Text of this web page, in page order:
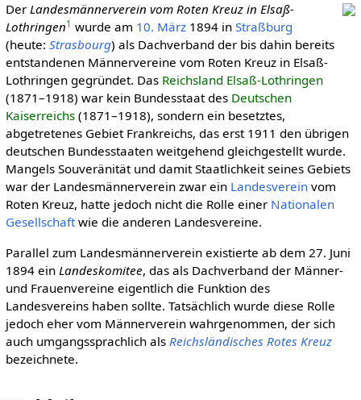
Der Landesmännerverein vom Roten Kreuz in Elsaß-
Lothringen1 wurde am 10. März1894 in Straßburg
(heute: Strasbourg) als Dachverband der bis dahin bereits
entstandenen Männervereine vom Roten Kreuz in Elsaß-
Lothringen gegründet. Das Reichsland Elsaß-Lothringen
(1871–1918) war kein Bundesstaat des Deutschen
Kaiserreichs(1871–1918), sondern ein besetztes,
abgetretenes Gebiet Frankreichs, das erst 1911 den übrigen
deutschen Bundesstaaten weitgehend gleichgestellt wurde.
Mangels Souveränität und damit Staatlichkeit seines Gebiets
war der Landesmännerverein zwar ein Landesvereinvom
Roten Kreuz, hatte jedoch nicht die Rolle einer Natio­nalen
Gesell­schaftwie die anderen Landesvereine.
Parallel zum Landesmännerverein existierte ab dem 27. Juni
1894 ein Landeskomitee, das als Dachverband der Männer-
und Frauenvereine eigentlich die Funktion des
Landesvereins haben sollte. Tatsächlich wurde diese Rolle
jedoch eher vom Männerverein wahrgenommen, der sich
auch umgangssprachlich als Reichsländisches Rotes Kreuz
bezeichnete.